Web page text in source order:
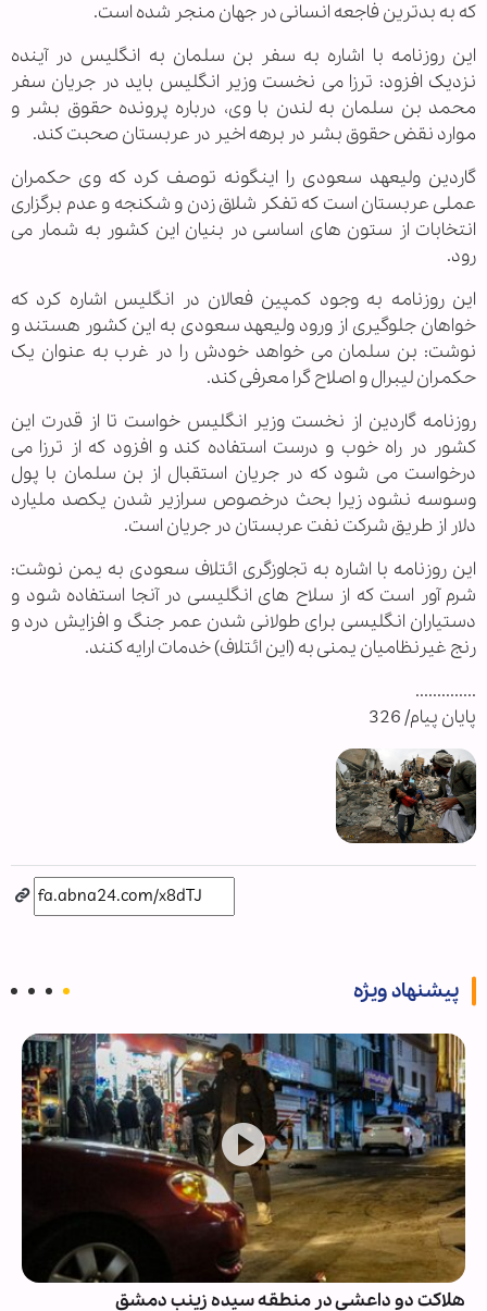
که به بدترین فاجعه انسانی در جهان منجر شده است.
این روزنامه با اشاره به سفر بن سلمان به انگلیس در آینده
نزدیک افزود: ترزا می نخست وزیر انگلیس باید در جریان سفر
محمد بن سلمان به لندن با وی، درباره پرونده حقوق بشر و
موارد نقض حقوق بشر در برهه اخیر در عربستان صحبت کند.
گاردین ولیعهد سعودی را اینگونه توصف کرد که وی حکمران
عملی عربستان است که تفکر شلاق زدن و شکنجه و عدم برگزاری
انتخابات از ستون های اساسی در بنیان این کشور به شمار می
رود.
این روزنامه به وجود کمپین فعالان در انگلیس اشاره کرد که
خواهان جلوگیری از ورود ولیعهد سعودی به این کشور هستند و
نوشت: بن سلمان می خواهد خودش را در غرب به عنوان یک
حکمران لیبرال و اصلاح گرا معرفی کند.
روزنامه گاردین از نخست وزیر انگلیس خواست تا از قدرت این
کشور در راه خوب و درست استفاده کند و افزود که از ترزا می
درخواست می شود که در جریان استقبال از بن سلمان با پول
وسوسه نشود زیرا بحث درخصوص سرازیر شدن یکصد ملیارد
دلار از طریق شرکت نفت عربستان در جریان است.
این روزنامه با اشاره به تجاوزگری ائتلاف سعودی به یمن نوشت:
شرم آور است که از سلاح های انگلیسی در آنجا استفاده شود و
دستیاران انگلیسی برای طولانی شدن عمر جنگ و افزایش درد و
رنج غیرنظامیان یمنی به (این ائتلاف) خدمات ارایه کنند.
..............
پایان پیام/ 326
پیشنهاد ویژه
هلاکت دو داعشی در منطقه سیده زینب دمشق